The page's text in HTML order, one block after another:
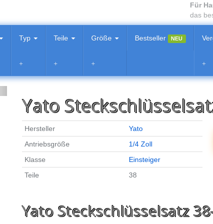
Für
das
Typ Teile Größe Bestseller NEU
Yato
Hersteller
Yato
Antriebsgröße
1/4 Zoll
Klasse
Einsteiger
Teile
38
Yato Steckschlüsselsatz